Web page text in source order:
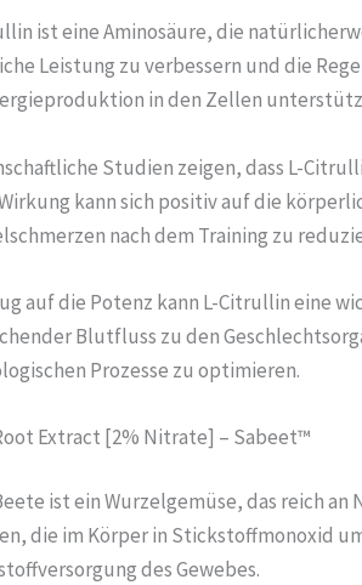
ist eine Aminosäure, die
Leistung zu verbessern und die
in den Zellen
Studien zeigen, dass L-
kann sich positiv auf die
nach dem Training zu
auf die Potenz kann L-Citrullin eine
Blutfluss zu den
Prozesse zu optimieren.
Extract [2% Nitrate] – Sabeet™
ist ein Wurzelgemüse, das reich
die im Körper in Stickstoffmonoxid
des Gewebes.